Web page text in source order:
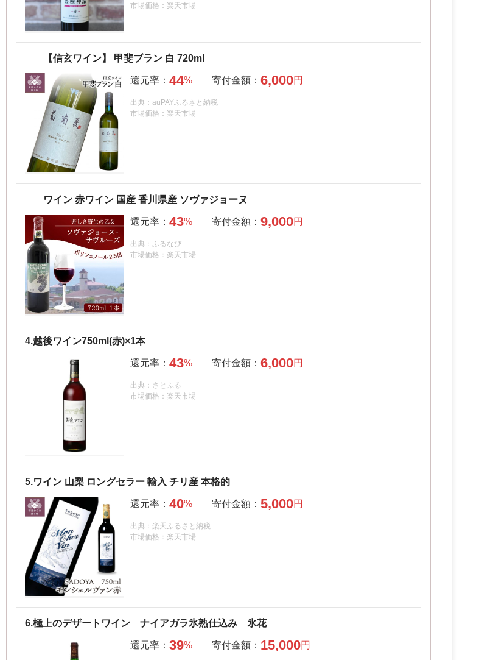
市場価格：楽天市場
【信玄ワイン】 甲斐ブラン 白 720ml
44 6,000
出典：auPAYふるさと納税
市場価格：楽天市場
ワイン 赤ワイン 国産 香川県産 ソヴァジョーヌ
43 9,000
出典：ふるなび
市場価格：楽天市場
4.越後ワイン750ml(赤)×1本
43 6,000
出典：さとふる
市場価格：楽天市場
5.ワイン 山梨 ロングセラー 輸入 チリ産 本格的
40 5,000
出典：楽天ふるさと納税
市場価格：楽天市場
6.極上のデザートワイン ナイアガラ氷熟仕込み 氷花
39 15,000